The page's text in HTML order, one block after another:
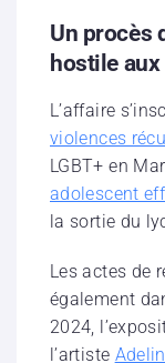
Un procès
hostile
L’affaire
violences
LGBT+ en
adolescent
la sortie du
Les actes de
également
2024,
l’artiste